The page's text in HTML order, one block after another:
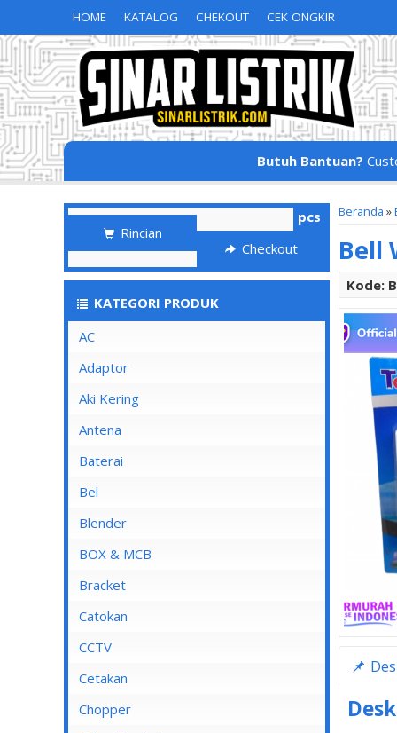
HOME KATALOG CHEKOUT CEK ONGKIR
Butuh Bantuan?
Beranda »
Bell
Kode:
pcs
Rincian
Checkout
KATEGORI PRODUK
AC
Adaptor
Aki Kering
Antena
Baterai
Bel
Blender
Blender Advance
Blender Cosmos
Blender Kirin
Blender Maspion
Blender Miyako
BOX & MCB
MCB
MCB 1 Pole
MCB 2 Pole
MCB 3 Pole
MCB 4 Pole
Bracket
Catokan
CCTV
DVR
Cetakan
Chopper